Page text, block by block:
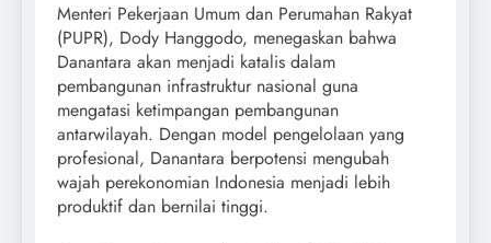
Menteri Pekerjaan Umum dan Perumahan Rakyat
(PUPR), Dody Hanggodo, menegaskan bahwa
Danantara akan menjadi katalis dalam
pembangunan infrastruktur nasional guna
mengatasi ketimpangan pembangunan
antarwilayah. Dengan model pengelolaan yang
profesional, Danantara berpotensi mengubah
wajah perekonomian Indonesia menjadi lebih
produktif dan bernilai tinggi.